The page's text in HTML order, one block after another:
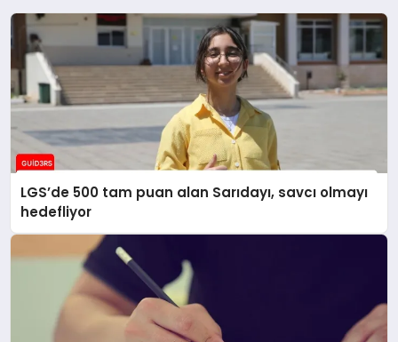
LGS’de 500 tam puan alan Sarıdayı, savcı olmayı
hedefliyor